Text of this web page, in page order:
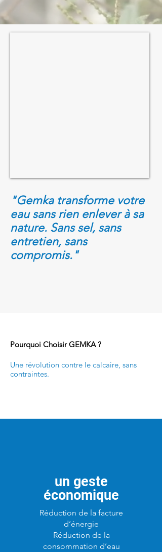
"Gemka transforme votre
eau sans rien enlever à sa
nature. Sans sel, sans
entretien, sans
compromis."
Pourquoi Choisir GEMKA ?
Une révolution contre le calcaire, sans
contraintes.
un geste
économique
Réduction de la facture
d’énergie
Réduction de la
consommation d’eau